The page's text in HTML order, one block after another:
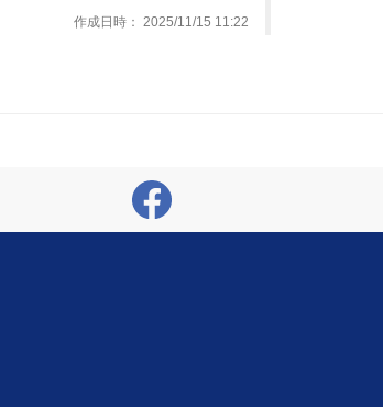
作成日時： 2025/11/15 11:22